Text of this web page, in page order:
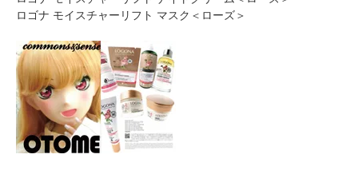
ロゴナ モイスチャーリフト マスク＜ローズ＞